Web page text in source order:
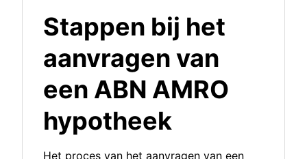
Stappen bij het
aanvragen van
een ABN AMRO
hypotheek
Het proces van het aanvragen van een